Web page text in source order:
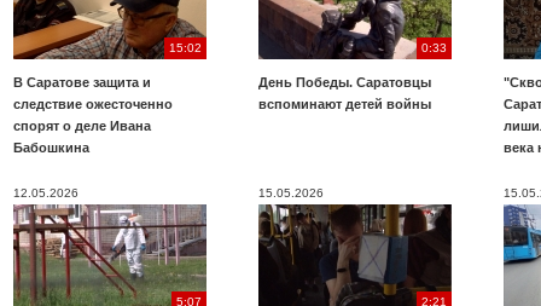
15:02
В Саратове защита и
следствие ожесточенно
спорят о деле Ивана
Бабошкина
0:33
День Победы. Саратовцы
вспоминают детей войны
века
12.05.2026
5:07
15.05.2026
2:21